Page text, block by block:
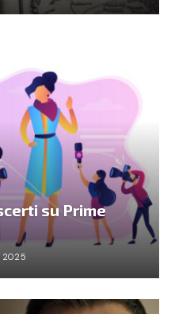
su Prime
2025